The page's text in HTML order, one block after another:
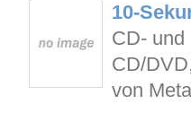
10-
CD- und
CD/
von